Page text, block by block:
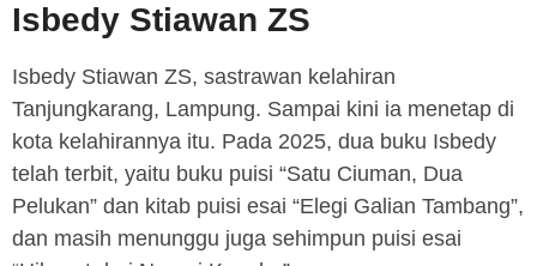
Isbedy Stiawan ZS
Isbedy Stiawan ZS, sastrawan kelahiran
Tanjungkarang, Lampung. Sampai kini ia menetap di
kota kelahirannya itu. Pada 2025, dua buku Isbedy
telah terbit, yaitu buku puisi “Satu Ciuman, Dua
Pelukan” dan kitab puisi esai “Elegi Galian Tambang”,
dan masih menunggu juga sehimpun puisi esai